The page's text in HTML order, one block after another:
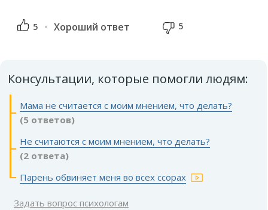
5 Хороший ответ 5
Консультации, которые помогли людям:
Мама не считается с моим мнением, что делать?
(5 ответов)
Не считаются с моим мнением, что делать?
(2 ответа)
Парень обвиняет меня во всех ссорах
Задать вопрос психологам